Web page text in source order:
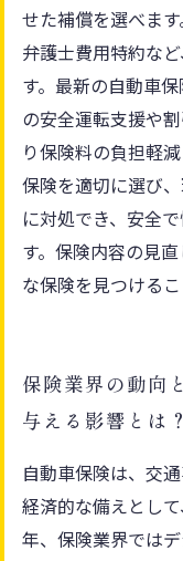
せた補償を選べま
弁護士費用特約な
す。最新の自動車
の安全運転支援や
り保険料の負担軽
保険を適切に選び
に対処でき、安全
す。保険内容の見
な保険を見つけるこ
保険業界の動向
与える影響とは？
自動車保険は、交
経済的な備えとし
年、保険業界では